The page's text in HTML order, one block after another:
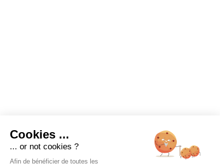
Précedent
Cookies ...
... or not cookies ?
Afin de bénéficier de toutes les